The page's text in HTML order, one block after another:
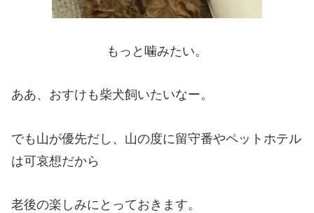
もっと噛みたい。
ああ、おすけも柴犬飼いたいなー。
でも山が優先だし、山の度に留守番やペットホテル
は可哀想だから
老後の楽しみにとっておきます。